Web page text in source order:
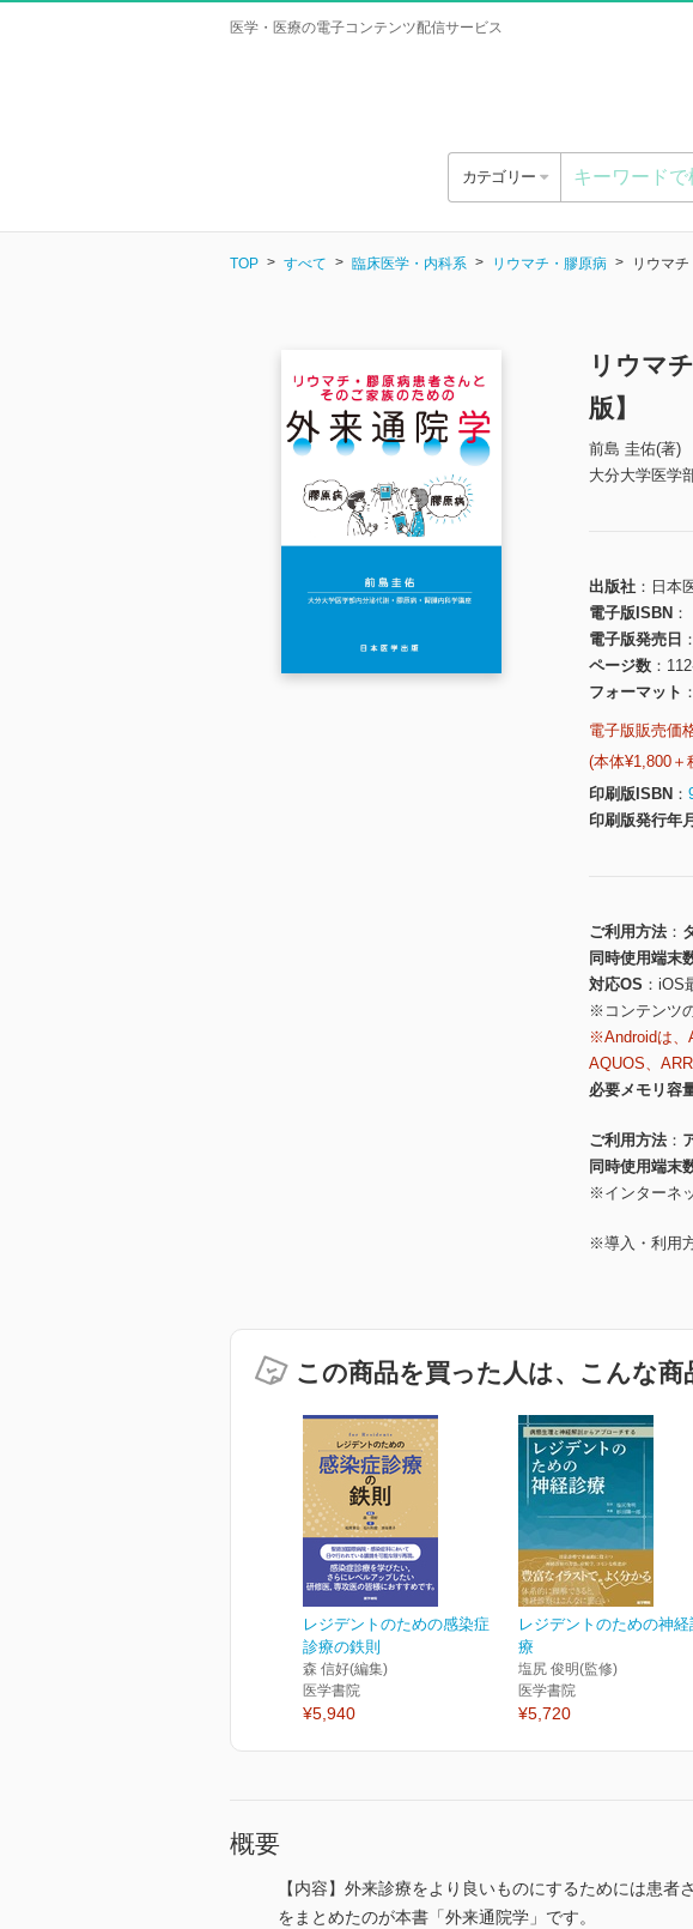
医学・医療の電子コンテンツ配信サービス
カテゴリー
TOP すべて 臨床医学・内科系 リウマチ・膠原病 リウマ
リウマ
版】
前島 圭佑(著)
大分大学医学
出版社
日本
電子版ISBN
電子版発売日
ページ数
フォーマット
電子版販売価
(本体¥1,800＋
印刷版ISBN
印刷版発行年月
ご利用方法
同時使用端末
対応OS
iOS
※コンテンツ
※Androidは、
AQUOS、
必要メモリ容
ご利用方法
同時使用端末
※インターネ
※導入・利用
この商品を買った人は、こんな商
レジデントのための感染症
診療の鉄則
森 信好(編集)
医学書院
¥5,940
レジデントのための神経
療
塩尻 俊明(監修)
医学書院
¥5,720
概要
【内容】外来診療をより良いものにするためには患
をまとめたのが本書「外来通院学」です。